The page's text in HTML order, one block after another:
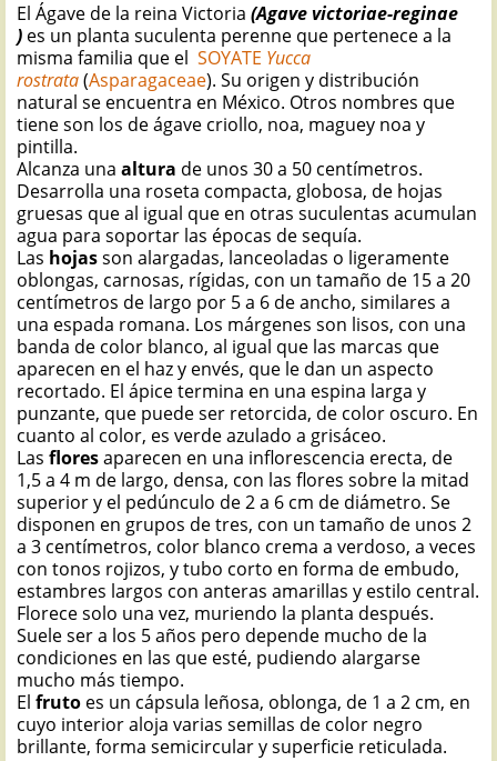
El Ágave de la reina Victoria (Agave victoriae-reginae
) es un planta suculenta perenne que pertenece a la
misma familia que el SOYATE Yucca
rostrata(Asparagaceae). Su origen y distribución
natural se encuentra en México. Otros nombres que
tiene son los de ágave criollo, noa, maguey noa y
pintilla.
Alcanza una altura de unos 30 a 50 centímetros.
Desarrolla una roseta compacta, globosa, de hojas
gruesas que al igual que en otras suculentas acumulan
agua para soportar las épocas de sequía.
Las hojasson alargadas, lanceoladas o ligeramente
oblongas, carnosas, rígidas, con un tamaño de 15 a 20
centímetros de largo por 5 a 6 de ancho, similares a
una espada romana. Los márgenes son lisos, con una
banda de color blanco, al igual que las marcas que
aparecen en el haz y envés, que le dan un aspecto
recortado. El ápice termina en una espina larga y
punzante, que puede ser retorcida, de color oscuro. En
cuanto al color, es verde azulado a grisáceo.
Las floresaparecen en una inflorescencia erecta, de
1,5 a 4 m de largo, densa, con las flores sobre la mitad
superior y el pedúnculo de 2 a 6 cm de diámetro. Se
disponen en grupos de tres, con un tamaño de unos 2
a 3 centímetros, color blanco crema a verdoso, a veces
con tonos rojizos, y tubo corto en forma de embudo,
estambres largos con anteras amarillas y estilo central.
Florece solo una vez, muriendo la planta después.
Suele ser a los 5 años pero depende mucho de la
condiciones en las que esté, pudiendo alargarse
mucho más tiempo.
El fruto es un cápsula leñosa, oblonga, de 1 a 2 cm, en
cuyo interior aloja varias semillas de color negro
brillante, forma semicircular y superficie reticulada.